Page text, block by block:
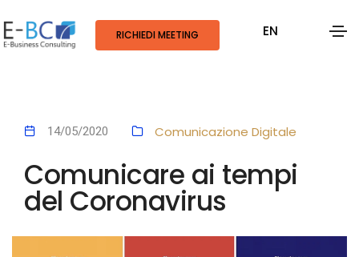
RICHIEDI MEETING EN
14/05/2020 Comunicazione Digitale
Comunicare ai tempi
del Coronavirus